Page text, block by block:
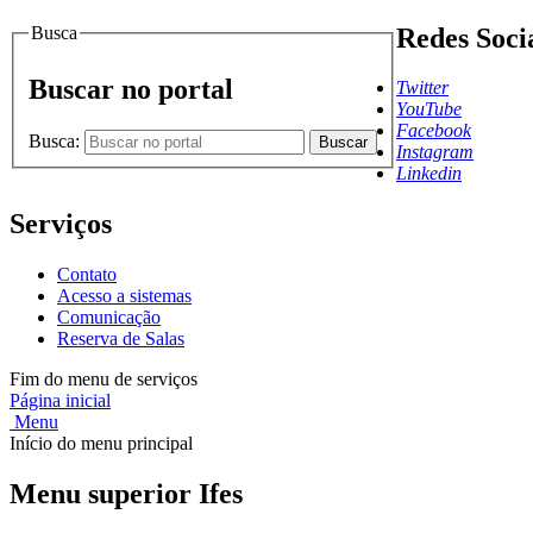
Busca
Buscar no portal
Busca: Buscar
Redes
Twitter
YouTube
Facebook
Instagram
Linkedin
Serviços
Contato
Acesso a sistemas
Comunicação
Reserva de Salas
Fim do menu de serviços
Página inicial
Menu
Início do menu principal
Menu superior Ifes